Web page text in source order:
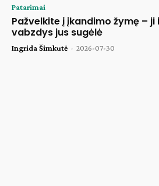
Patarimai
Pažvelkite į įkandimo žymę – ji
vabzdys jus sugėlė
Ingrida Šimkutė - 2026-07-30